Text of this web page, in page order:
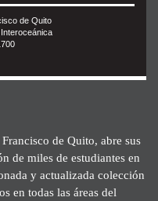
de Quito
de Quito, abre sus
de miles de estudiantes en
y actualizada colección
en todas las áreas del